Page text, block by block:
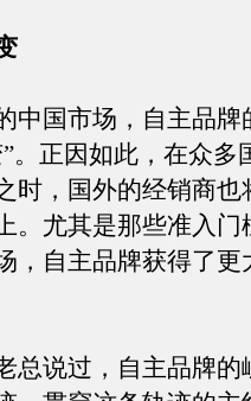
国市场，自主品牌
。正因如此，在众多
时，国外的经销商也
。尤其是那些准入门
，自主品牌获得了更
说过，自主品牌的